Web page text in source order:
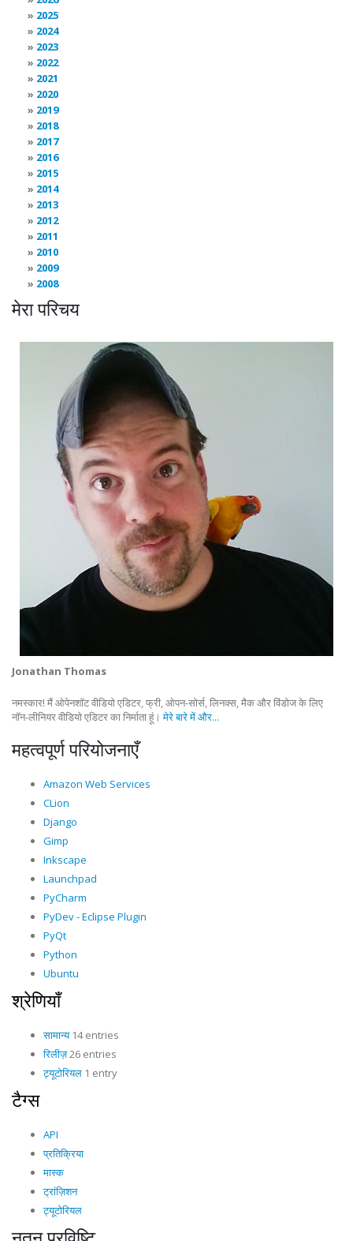
2025
2024
2023
2022
2021
2020
2019
2018
2017
2016
2015
2014
2013
2012
2011
2010
2009
2008
मेरा परिचय
Jonathan Thomas
नमस्कार! मैं ओपेनशॉट वीडियो एडिटर, फ्री, ओपन-सोर्स, लिनक्स, मैक और विंडोज के लिए
नॉन-लीनियर वीडियो एडिटर का निर्माता हूं।मेरे बारे में और...
महत्वपूर्ण परियोजनाएँ
Amazon Web Services
CLion
Django
Gimp
Inkscape
Launchpad
PyCharm
PyDev - Eclipse Plugin
PyQt
Python
Ubuntu
श्रेणियाँ
सामान्य14 entries
रिलीज़26 entries
ट्यूटोरियल 1 entry
टैग्स
API
प्रतिक्रिया
मास्क
ट्रांज़िशन
ट्यूटोरियल